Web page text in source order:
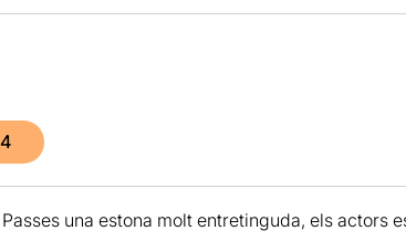
una estona molt entretinguda, els actors